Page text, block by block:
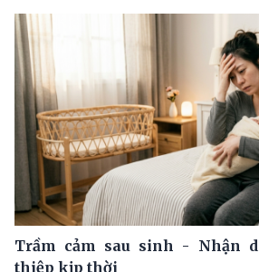
Trầm cảm sau sinh - Nhận
thiệp kịp thời